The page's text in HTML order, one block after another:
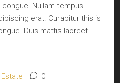
Nullam tempus
erat. Curabitur this is
Duis mattis laoreet
0